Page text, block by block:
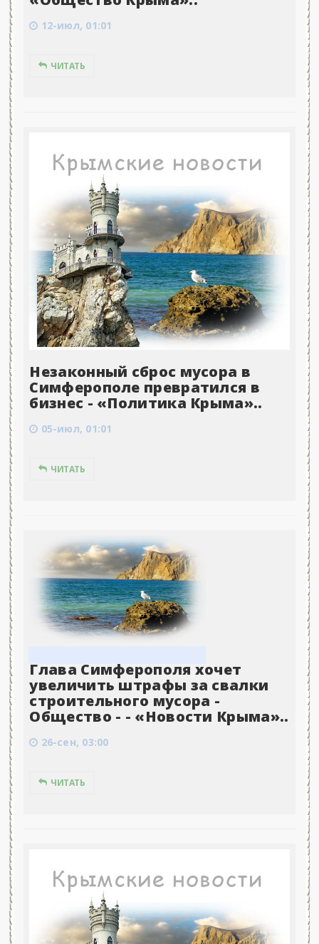
12-июл, 01:01
ЧИТАТЬ
Незаконный сброс мусора в
Симферополе превратился в
бизнес - «Политика Крыма»..
05-июл, 01:01
ЧИТАТЬ
Глава Симферополя хочет
увеличить штрафы за свалки
строительного мусора -
Общество - - «Новости Крыма»..
26-сен, 03:00
ЧИТАТЬ